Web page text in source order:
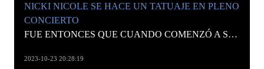
NICKI NICOLE SE HACE UN TATUAJE EN PLENO
CONCIERTO
FUE ENTONCES QUE CUANDO COMENZÓ A SONAR LA CANCIÓN “WAPO TRAKETERO”, EN ESE MOMENTO APARECIÓ EL TATUADOR TOTO TATUER CON TODOS LOS INSTRUMENTOS LISTOS
2023-10-23 20:28:19